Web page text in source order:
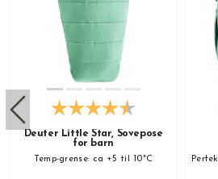
Deuter Little Star, Sovepose
for barn
Temp-grense: ca +5 til 10°C